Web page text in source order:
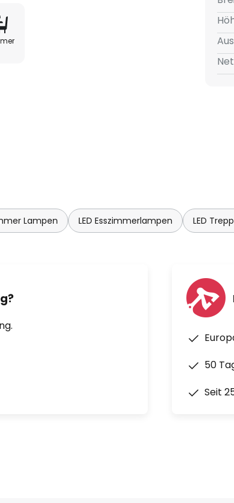
Lampen LED Esszimmerlampen LED
50
Seit